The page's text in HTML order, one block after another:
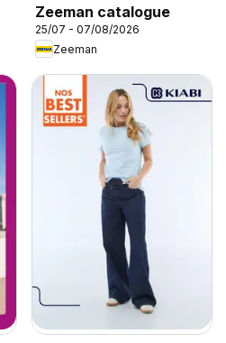
Zeeman catalogue
25/07 - 07/08/2026
Zeeman